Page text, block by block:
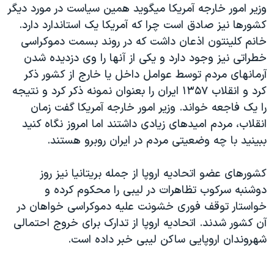
وزير امور خارجه آمريکا ميگويد همين سياست در مورد ديگر
کشورها نيز صادق است چرا که آمريکا يک استاندارد دارد.
خانم کلينتون اذعان داشت که در روند بسمت دموکراسی
خطراتی نيز وجود دارد و يکی از آنها را وی دزديده شدن
آرمانهای مردم توسط عوامل داخل يا خارج از کشور ذکر
کرد و انقلاب ۱۳۵۷ ايران را بعنوان نمونه ذکر کرد و نتيجه
را يک فاجعه خواند. وزير امور خارجه آمريکا گفت زمان
انقلاب، مردم اميدهای زيادی داشتند اما امروز نگاه کنيد
ببينيد با چه وضعيتی مردم در ايران روبرو هستند.
کشورهای عضو اتحاديه اروپا از جمله بريتانيا نيز روز
دوشنبه سرکوب تظاهرات در ليبی را محکوم کرده و
خواستار توقف فوری خشونت عليه دموکراسی خواهان در
آن کشور شدند. اتحاديه اروپا از تدارک برای خروج احتمالی
شهروندان اروپايی ساکن ليبی خبر داده است.